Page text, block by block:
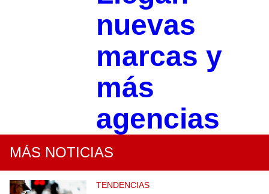
nuevas
marcas y
más
agencias
MÁS NOTICIAS
TENDENCIAS